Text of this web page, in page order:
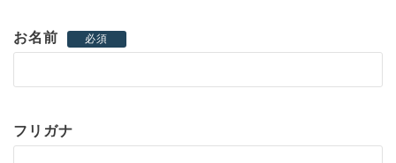
お名前 必須
フリガナ